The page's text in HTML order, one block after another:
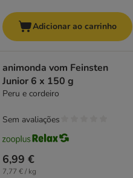
Adicionar ao carrinho
animonda vom Feinsten
Junior 6 x 150 g
Peru e cordeiro
6,99 €
7,77 € / kg
Sem avaliações